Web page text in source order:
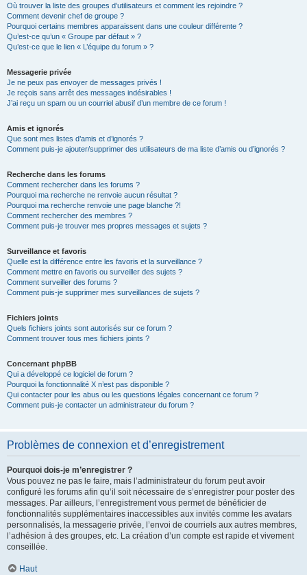
Où trouver la liste des groupes d’utilisateurs et comment les rejoindre ?
Comment devenir chef de groupe ?
Pourquoi certains membres apparaissent dans une couleur différente ?
Qu’est-ce qu’un « Groupe par défaut » ?
Qu’est-ce que le lien « L’équipe du forum » ?
Messagerie privée
Je ne peux pas envoyer de messages privés !
Je reçois sans arrêt des messages indésirables !
J’ai reçu un spam ou un courriel abusif d’un membre de ce forum !
Amis et ignorés
Que sont mes listes d’amis et d’ignorés ?
Comment puis-je ajouter/supprimer des utilisateurs de ma liste d’amis ou d’ignorés ?
Recherche dans les forums
Comment rechercher dans les forums ?
Pourquoi ma recherche ne renvoie aucun résultat ?
Pourquoi ma recherche renvoie une page blanche ?!
Comment rechercher des membres ?
Comment puis-je trouver mes propres messages et sujets ?
Surveillance et favoris
Quelle est la différence entre les favoris et la surveillance ?
Comment mettre en favoris ou surveiller des sujets ?
Comment surveiller des forums ?
Comment puis-je supprimer mes surveillances de sujets ?
Fichiers joints
Quels fichiers joints sont autorisés sur ce forum ?
Comment trouver tous mes fichiers joints ?
Concernant phpBB
Qui a développé ce logiciel de forum ?
Pourquoi la fonctionnalité X n’est pas disponible ?
Qui contacter pour les abus ou les questions légales concernant ce forum ?
Comment puis-je contacter un administrateur du forum ?
Problèmes de connexion et d’enregistrement
Pourquoi dois-je m’enregistrer ?
Vous pouvez ne pas le faire, mais l’administrateur du forum peut avoir
configuré les forums afin qu’il soit nécessaire de s’enregistrer pour poster des
messages. Par ailleurs, l’enregistrement vous permet de bénéficier de
fonctionnalités supplémentaires inaccessibles aux invités comme les avatars
personnalisés, la messagerie privée, l’envoi de courriels aux autres membres,
l’adhésion à des groupes, etc. La création d’un compte est rapide et vivement
conseillée.
Haut